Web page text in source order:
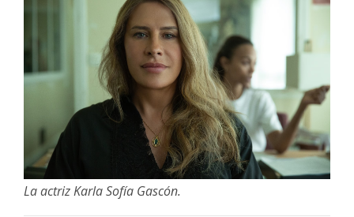
La actriz Karla Sofía Gascón.